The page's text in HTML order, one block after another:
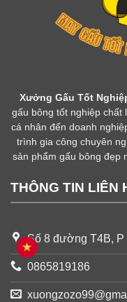
Xưởng Gấu Tốt
gấu bông tốt nghiệp
cá nhân đến doanh
trình gia công chuyên
sản phẩm gấu bông đẹp
THÔNG TIN LIÊN
Số 8 đường T4B, P
0865819186